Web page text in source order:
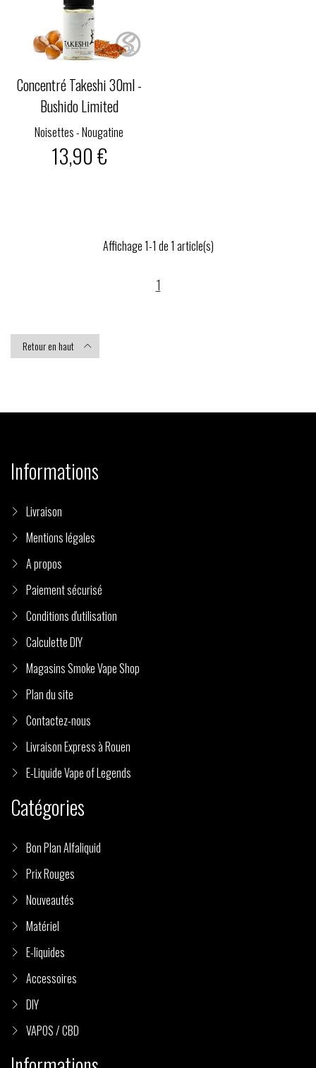
Concentré Takeshi 30ml -
Bushido Limited
Noisettes - Nougatine
13,90 €
Affichage 1-1 de 1 article(s)
1
Retour en haut 
Informations
Livraison
Mentions légales
A propos
Paiement sécurisé
Conditions d'utilisation
Calculette DIY
Magasins Smoke Vape Shop
Plan du site
Contactez-nous
Livraison Express à Rouen
E-Liquide Vape of Legends
Catégories
Bon Plan Alfaliquid
Prix Rouges
Nouveautés
Matériel
E-liquides
Accessoires
DIY
VAPOS / CBD